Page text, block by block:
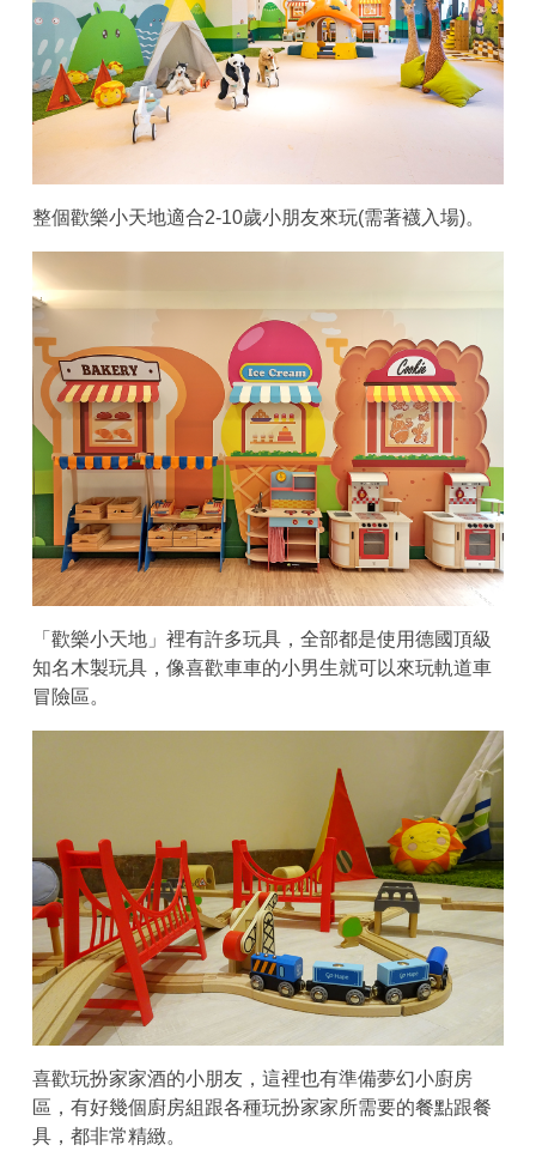
整個歡樂小天地適合2-10歲小朋友來玩(需著襪入場)。
「歡樂小天地」裡有許多玩具，全部都是使用德國頂級
知名木製玩具，像喜歡車車的小男生就可以來玩軌道車
冒險區。
喜歡玩扮家家酒的小朋友，這裡也有準備夢幻小廚房
區，有好幾個廚房組跟各種玩扮家家所需要的餐點跟餐
具，都非常精緻。